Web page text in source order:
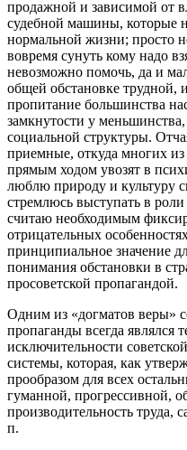
продажной и зависимой от
судебной машины, которые
нормальной жизни; просто
вовремя сунуть кому надо
невозможно помочь, да и
общей обстановке трудной,
пропитание большинства
замкнутости у
социальной структуры.
приемные, откуда многих
прямым ходом увозят в
люблю природу и культуру
стремлюсь выступать в
считаю необходимым
отрицательных
принципиальное значение
понимания обстановки в
просоветской пропагандой.
Одним из «догматов веры»
пропаганды всегда являлся
исключительности
системы, которая, как
прообразом для всех
гуманной, прогрессивной,
производительность
п.